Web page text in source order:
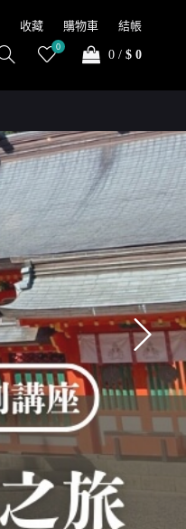
收藏 購物車 結帳
0
0 / $ 0